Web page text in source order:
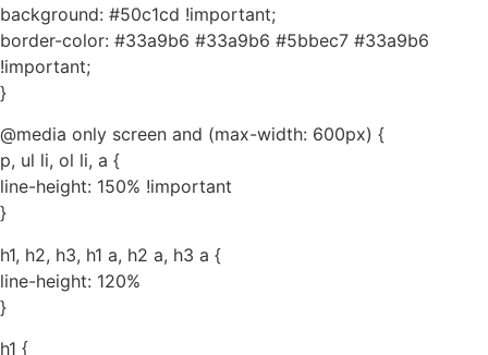
background: #50c1cd !important;
border-color: #33a9b6 #33a9b6 #5bbec7 #33a9b6
!important;
}
@media only screen and (max-width: 600px) {
p, ul li, ol li, a {
line-height: 150% !important
}
h1, h2, h3, h1 a, h2 a, h3 a {
line-height: 120%
}
h1 {